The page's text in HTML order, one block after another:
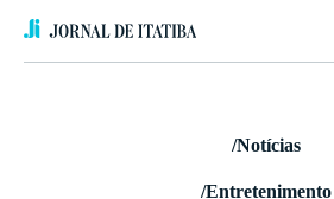
/Notícias
/Entretenimento